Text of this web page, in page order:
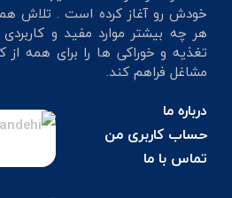
خودش رو آغاز کرده است . تلاش
هر چه بیشتر موارد مفید و
تغذیه و خوراکی ها را برای همه
مشاغل فراهم کند.
درباره ما
حساب کاربری من
تماس با ما